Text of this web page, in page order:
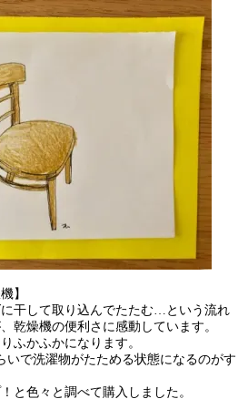
】
干して取り込んでたたむ…という流れ
乾燥機の便利さに感動しています。
ふかふかになります。
いで洗濯物がたためる状態になるのがす
と色々と調べて購入しました。